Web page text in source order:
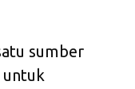
sumber
untuk